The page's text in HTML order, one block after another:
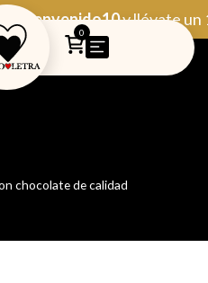
Bienvenido10y llévate un
0
chocolate de calidad